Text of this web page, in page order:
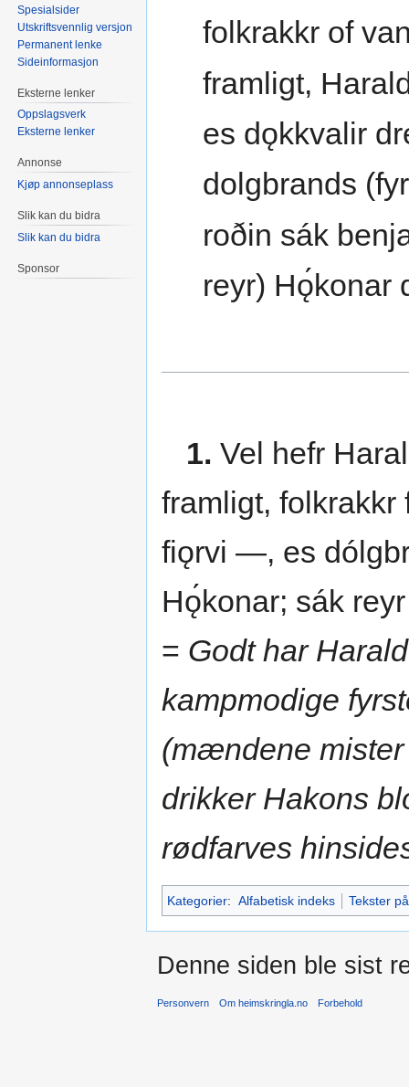
folkrakkr of
framligt,
es dǫkkvalir
dolgbrands
roðin sák
reyr) Hǫ́konar
1. Vel hefr
framligt,
fiǫrvi —, es
Hǫ́konar; sák
= Godt har
kampmodige
(mændene
drikker Hakons
rødfarves
Kategorier: Alfabetisk indeks Tekster
Spesialsider
Utskriftsvennlig versjon
Permanent lenke
Sideinformasjon
Eksterne lenker
Oppslagsverk
Eksterne lenker
Annonse
Kjøp annonseplass
Slik kan du bidra
Slik kan du bidra
Sponsor
Denne siden ble sist
Personvern Om heimskringla.no Forbehold